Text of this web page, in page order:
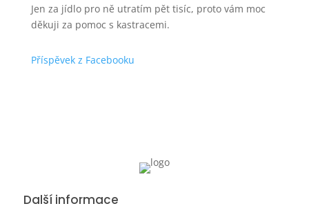
Jen za jídlo pro ně utratím pět tisíc, proto vám moc
děkuji za pomoc s kastracemi.
Příspěvek z Facebooku
Další informace